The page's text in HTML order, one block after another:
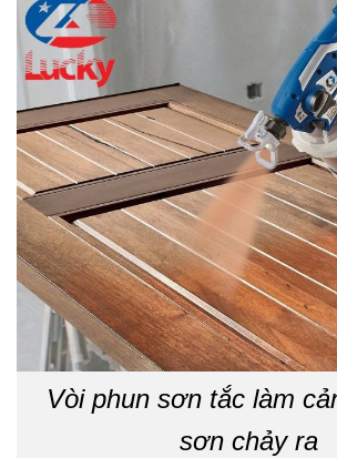
Vòi phun sơn tắc làm
sơn chảy ra